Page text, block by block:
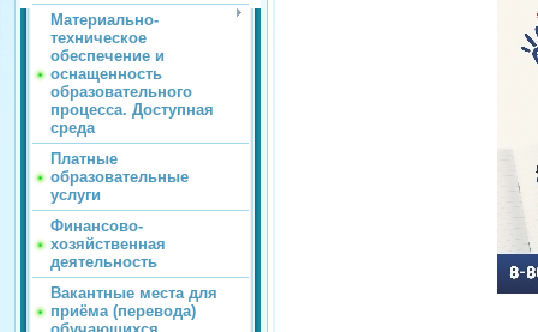
Материально-
техническое
обеспечение и
оснащенность
образовательного
процесса. Доступная
среда
Платные
образовательные
услуги
Финансово-
хозяйственная
деятельность
Вакантные места для
приёма (перевода)